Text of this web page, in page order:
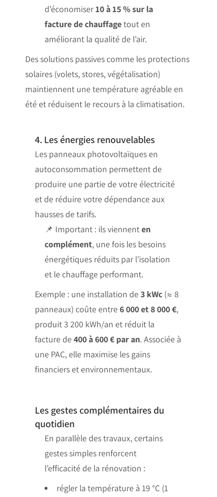
d’économiser10 à 15 % sur la
facture de chauffagetout en
améliorant la qualité de l’air.
Des solutions passives comme les protections
solaires (volets, stores, végétalisation)
maintiennent une température agréable en
été et réduisent le recours à la climatisation.
4. Les énergies renouvelables
Les panneaux photovoltaïques en
autoconsommation permettent de
produire une partie de votre électricité
et de réduire votre dépendance aux
hausses de tarifs.
📌 Important : ils viennenten
complément, une fois les besoins
énergétiques réduits par l’isolation
et le chauffage performant.
Exemple : une installation de3 kWc (≈ 8
panneaux) coûte entre6 000 et 8 000 €,
produit 3 200 kWh/an et réduit la
facture de400 à 600 € par an. Associée à
une PAC, elle maximise les gains
financiers et environnementaux.
Les gestes complémentaires du
quotidien
En parallèle des travaux, certains
gestes simples renforcent
l’efficacité de la rénovation :
régler la température à 19 °C (1